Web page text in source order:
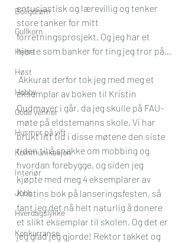
Boligdrøm
Gullkorn
Helse
Høst
Hobby
Gode venner
Husmor på vift
Kommunikasjon
Interiør
Jobb
Hverdagslykke
Konkurranse
entusiastisk og lærevillig og tenker
store tanker for mitt
forretningsprosjekt. Og jeg har et
hjerte som banker for ting jeg tror på…
eksemplar av boken til Kristin
Oudmayer i går, da jeg skulle på FAU-
møte på eldstemanns skole. Vi har
brukt litt tid i disse møtene den siste
tiden til å snakke om mobbing og
hvordan forebygge, og siden jeg
kjøpte med meg 4 eksemplarer av
Kristins bok på lanseringsfesten, så
fant jeg det nå helt naturlig å donere
et slikt eksemplar til skolen. Og det er
jeg glad jeg gjorde! Rektor takket og